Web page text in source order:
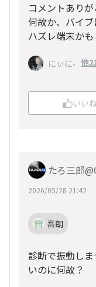
コメントありが
何故か、バイブ
ハズレ端末か
にぃに、 他
いいね
たろ三郎
2026/05/28 21:42
吾朗
診断で振動し
いのに何故？